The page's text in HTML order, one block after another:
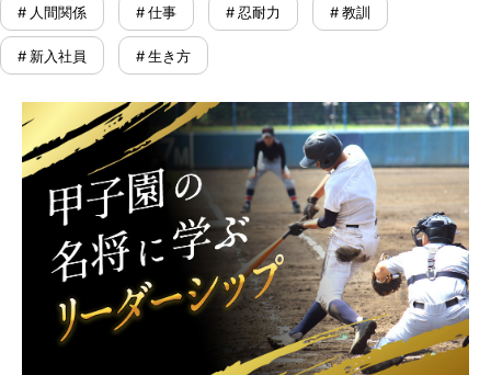
# 人間関係 # 仕事 # 忍耐力 # 教訓
# 新入社員 # 生き方